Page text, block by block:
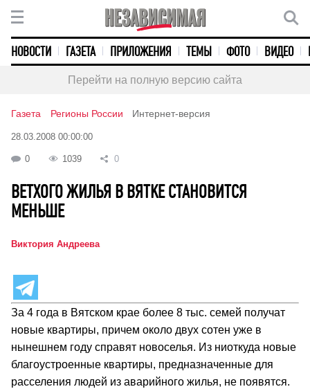
НОВОСТИ ГАЗЕТА ПРИЛОЖЕНИЯ ТЕМЫ ФОТО ВИДЕО
Перейти на полную версию сайта
Газета Регионы России Интернет-версия
28.03.2008 00:00:00
0 1039 0
ВЕТХОГО ЖИЛЬЯ В ВЯТКЕ СТАНОВИТСЯ
МЕНЬШЕ
Виктория Андреева
За 4 года в Вятском крае более 8 тыс. семей получат
новые квартиры, причем около двух сотен уже в
нынешнем году справят новоселья. Из ниоткуда новые
благоустроенные квартиры, предназначенные для
расселения людей из аварийного жилья, не появятся.